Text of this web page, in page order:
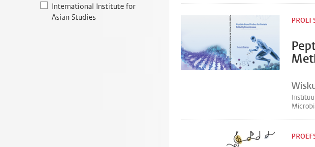
International Institute for
Asian Studies